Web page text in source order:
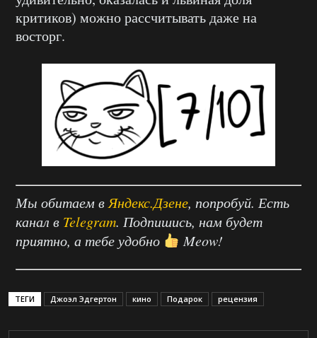
критиков) можно рассчитывать даже на
восторг.
Мы обитаем вЯндекс.Дзене, попробуй. Есть
канал в Telegram. Подпишись, нам будет
приятно, а тебе удобно
Meow!
ТЕГИ Джоэл Эдгертон кино Подарок рецензия